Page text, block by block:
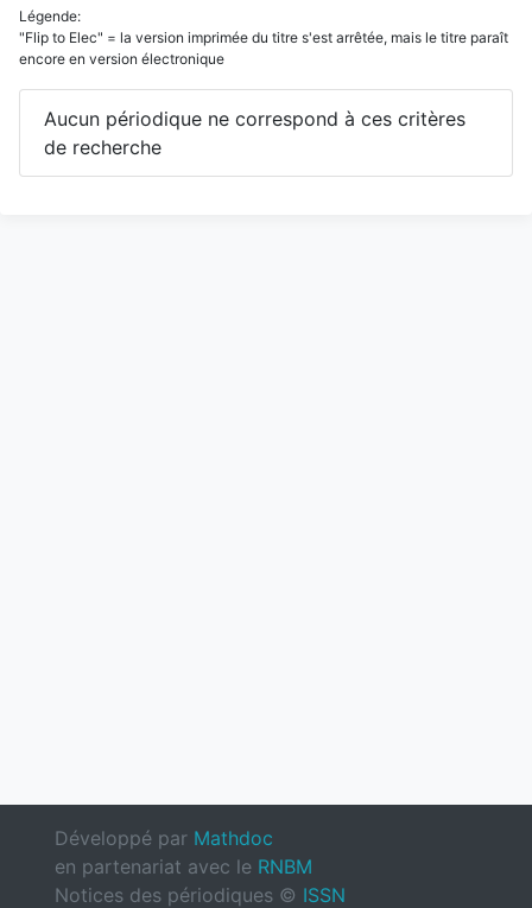
Légende:
"Flip to Elec" = la version imprimée du titre s'est arrêtée, mais le titre paraît
encore en version électronique
Aucun périodique ne correspond à ces critères
de recherche
Développé par Mathdoc
en partenariat avec le RNBM
Notices des périodiques © ISSN